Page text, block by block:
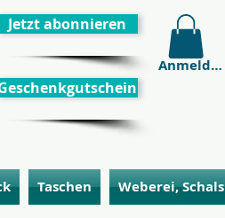
Jetzt abonnieren
Anmelden
Taschen Weberei, Schals